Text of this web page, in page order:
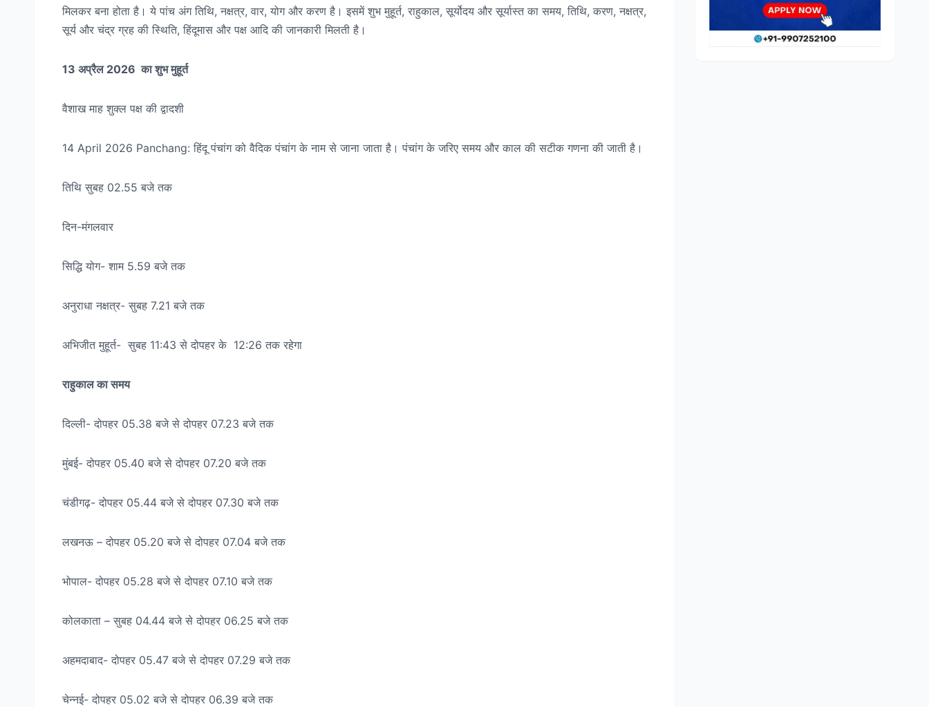
मिलकर बना होता है। ये पांच अंग तिथि, नक्षत्र, वार, योग और करण है। इसमें शुभ मुहूर्त, राहुकाल, सूर्योदय और सूर्यास्त का समय, तिथि, करण, नक्षत्र,
सूर्य और चंद्र ग्रह की स्थिति, हिंदूमास और पक्ष आदि की जानकारी मिलती है।
13 अप्रैल 2026का शुभ मुहूर्त
वैशाख माह शुक्ल पक्ष की द्वादशी
14 April 2026 Panchang: हिंदू पंचांग को वैदिक पंचांग के नाम से जाना जाता है। पंचांग के जरिए समय और काल की सटीक गणना की जाती है।
तिथि सुबह 02.55 बजे तक
दिन-मंगलवार
सिद्धि योग- शाम 5.59 बजे तक
अनुराधा नक्षत्र- सुबह 7.21 बजे तक
अभिजीत मुहूर्त- सुबह 11:43 से दोपहर के 12:26 तक रहेगा
राहुकाल का समय
दिल्ली- दोपहर 05.38 बजे से दोपहर 07.23 बजे तक
मुंबई- दोपहर 05.40 बजे से दोपहर 07.20 बजे तक
चंडीगढ़- दोपहर 05.44 बजे से दोपहर 07.30 बजे तक
लखनऊ – दोपहर 05.20 बजे से दोपहर 07.04 बजे तक
भोपाल- दोपहर 05.28 बजे से दोपहर 07.10 बजे तक
कोलकाता – सुबह 04.44 बजे से दोपहर 06.25 बजे तक
अहमदाबाद- दोपहर 05.47 बजे से दोपहर 07.29 बजे तक
चेन्नई- दोपहर 05.02 बजे से दोपहर 06.39 बजे तक